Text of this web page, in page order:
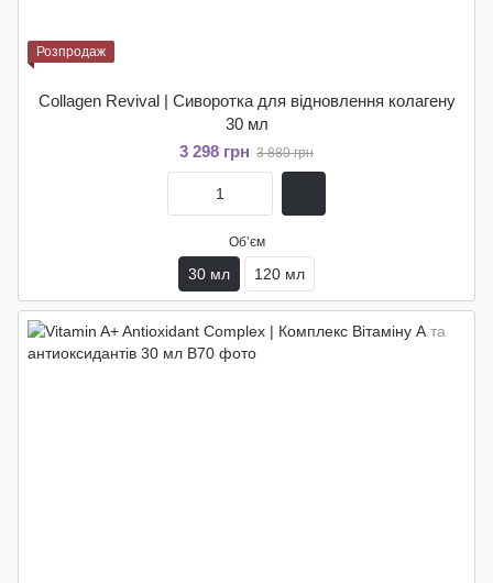
Розпродаж
Collagen Revival | Сиворотка для відновлення колагену
30 мл
3 298 грн 3 880 грн
Обʼєм
30 мл 120 мл